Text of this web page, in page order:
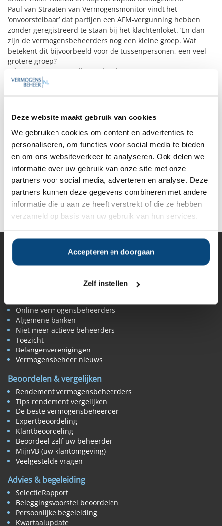
Deze website maakt gebruik van cookies
We gebruiken cookies om content en advertenties te
personaliseren, om functies voor social media te bieden
en om ons websiteverkeer te analyseren. Ook delen we
informatie over uw gebruik van onze site met onze
partners voor social media, adverteren en analyse. Deze
partners kunnen deze gegevens combineren met andere
informatie die u aan ze heeft verstrekt of die ze hebben
verzameld op basis van uw gebruik van hun services.
Accepteren en doorgaan
Zelf instellen
Paul van Straaten van Vermogensmonitor vindt het
‘onvoorstelbaar’ dat partijen een AFM-vergunning hebben
zonder geregistreerd te staan bij het klachtenloket. ‘En dan
zijn de vermogensbeheerders nog een kleine groep. Wat
betekent dit bijvoorbeeld voor de tussenpersonen, een veel
grotere groep?’
Administratieve onvolkomenheid
In een reactie stelt de AFM dat op het moment dat de
geen aansluiting is, is sprake van een administratieve
onvolkomenheid die moet worden gerepareerd. Het is niet zo
dat de vergunning dan wordt ingetrokken.’
Veel van de onderzochte partijen blijken echter al jaren te
functioneren zonder aansluiting bij het klachtenloket.
Bron en artikel:Het Financieele Dagblad
Deel op Facebook
Deel op XDeel op LinkedIn
Vermogensbeheer
Online vermogensbeheerders
Algemene banken
Niet meer actieve beheerders
Toezicht
Belangenverenigingen
Vermogensbeheer nieuws
Beoordelen & vergelijken
Rendement vermogensbeheerders
Tips rendement vergelijken
De beste vermogensbeheerder
Expertbeoordeling
Klantbeoordeling
Beoordeel zelf uw beheerder
MijnVB (uw klantomgeving)
Veelgestelde vragen
Advies & begeleiding
SelectieRapport
Beleggingsvoorstel beoordelen
Persoonlijke begeleiding
Kwartaalupdate